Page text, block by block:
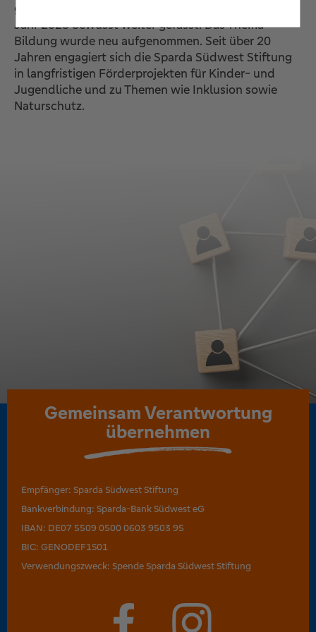
gerecht zu werden, wurden die Stiftungszwecke im
Jahr 2023 bewusst weiter gefasst. Das Thema
Bildung wurde neu aufgenommen. Seit über 20
Jahren engagiert sich die Sparda Südwest Stiftung
in langfristigen Förderprojekten für Kinder- und
Jugendliche und zu Themen wie Inklusion sowie
Naturschutz.
GemeinsamVerantwortung
übernehmen
Empfänger: Sparda Südwest Stiftung
Bankverbindung: Sparda-Bank Südwest eG
IBAN: DE07 5509 0500 0603 9503 95
BIC: GENODEF1S01
Verwendungszweck: Spende Sparda Südwest Stiftung